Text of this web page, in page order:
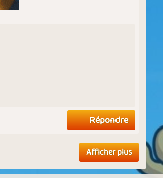
Répondre
Afficher plus